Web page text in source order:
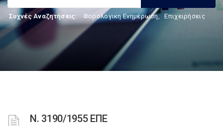
Συχνές Αναζητήσεις: Φορολογικη Ενημέρωση, Επιχειρήσεις
Ν. 3190/1955 ΕΠΕ